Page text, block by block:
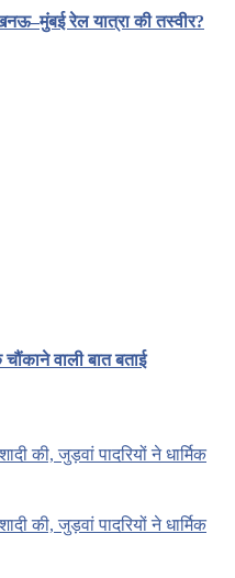
रेल यात्रा की तस्वीर?
वाली बात बताई